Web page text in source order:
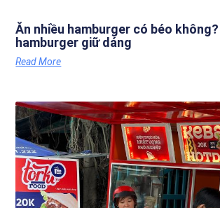
Ăn nhiều hamburger có béo
hamburger giữ dáng
Read More